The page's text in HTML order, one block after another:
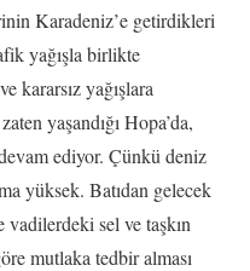
Karadeniz’e getirdikleri
yağışla birlikte
kararsız yağışlara
yaşandığı Hopa’da,
ediyor. Çünkü deniz
yüksek. Batıdan gelecek
vadilerdeki sel ve taşkın
mutlaka tedbir alması